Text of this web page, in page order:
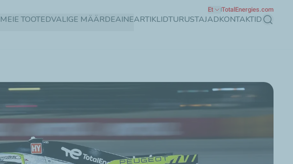
MEIE TOOTEDVALIGE MÄÄRDEAINEARTIKLIDTURUSTAJADKONTAKTID Otsing
Et TotalEnergies.com